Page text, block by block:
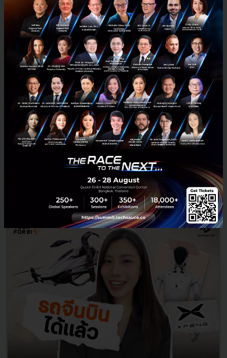
เปลี่ยนกฎเก่า รัฐร่วมถือหุ้น Startup l Exec Insight.99
จากผู้ให้ทุน สู่ผู้ร่วมถือหุ้น.. NIA กำลังเปลี่ยนบทบาทครั้งสำคัญ หลังได้
รับอำนาจให้เข้าร่วมทุน ถือหุ้น และจัดตั้งกองทรัสต์เพื่อลงทุนในสตาร์ท
อัพได้เป็นครั้งแรก แต่ภาครัฐจะเลือกลงทุน...
| ByTechsauce Team
investment